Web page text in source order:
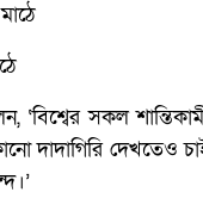
‘বিশ্বের সকল
দাদাগিরি দেখতেও